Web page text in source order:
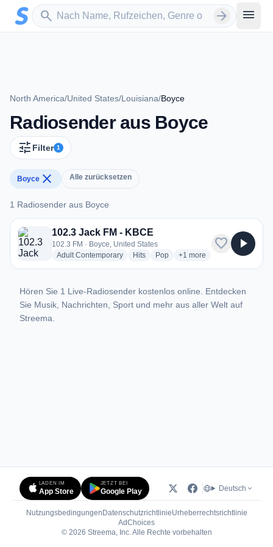
Zum Hauptinhalt springen
search
Sender suchen arrow_forward menu
North America/United States/Louisiana/Boyce
Radiosender aus Boyce
tune Filter 1
Boyce close Alle zurücksetzen
1 Radiosender aus Boyce
1 Radiosender aus Boyce
102.3 Jack FM - KBCE
102.3 FM · Boyce, United States
Adult Contemporaryradio stations
Hitsradio stations
Popradio stations
+1 more genres for 102.3
more
favorite play_arrow
Hören Sie 1 Live-Radiosender kostenlos online. Entdecken
Sie Musik, Nachrichten, Sport und mehr aus aller Welt auf
Streema.
LADEN IM
App Store
JETZT BEI
Google Play Deutsch
Nutzungsbedingungen DatenschutzrichtlinieUrheberrechtsrichtlinie
AdChoices(öffnet in neuem Tab)
© 2026 Streema, Inc. Alle Rechte vorbehalten